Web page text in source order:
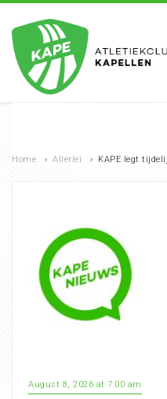
Home › Allerlei › KAPE legt
August 8, 2026 at 7:00 am